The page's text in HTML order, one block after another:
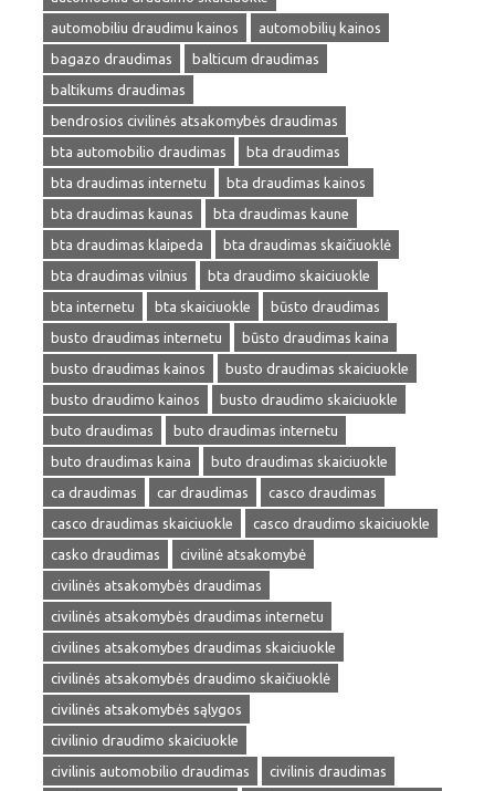
automobiliu draudimu kainos
automobilių kainos
bagazo draudimas
balticum draudimas
baltikums draudimas
bendrosios civilinės atsakomybės draudimas
bta automobilio draudimas
bta draudimas
bta draudimas internetu
bta draudimas kainos
bta draudimas kaunas
bta draudimas kaune
bta draudimas klaipeda
bta draudimas skaičiuoklė
bta draudimas vilnius
bta draudimo skaiciuokle
bta internetu
bta skaiciuokle
būsto draudimas
busto draudimas internetu
būsto draudimas kaina
busto draudimas kainos
busto draudimas skaiciuokle
busto draudimo kainos
busto draudimo skaiciuokle
buto draudimas
buto draudimas internetu
buto draudimas kaina
buto draudimas skaiciuokle
ca draudimas
car draudimas
casco draudimas
casco draudimas skaiciuokle
casco draudimo skaiciuokle
casko draudimas
civilinė atsakomybė
civilinės atsakomybės draudimas
civilinės atsakomybės draudimas internetu
civilines atsakomybes draudimas skaiciuokle
civilinės atsakomybės draudimo skaičiuoklė
civilinės atsakomybės sąlygos
civilinio draudimo skaiciuokle
civilinis automobilio draudimas
civilinis draudimas